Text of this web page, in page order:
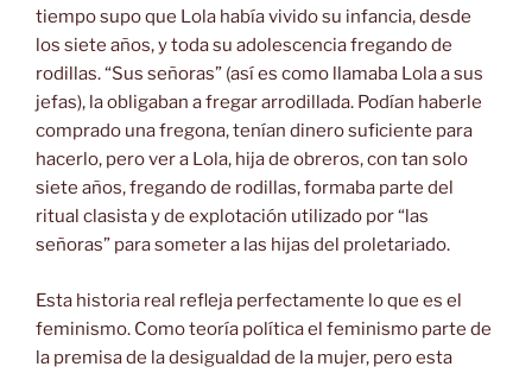
tiempo supo que Lola había vivido su infancia, desde
los siete años, y toda su adolescencia fregando de
rodillas. “Sus señoras” (así es como llamaba Lola a sus
jefas), la obligaban a fregar arrodillada. Podían haberle
comprado una fregona, tenían dinero suficiente para
hacerlo, pero ver a Lola, hija de obreros, con tan solo
siete años, fregando de rodillas, formaba parte del
ritual clasista y de explotación utilizado por “las
señoras” para someter a las hijas del proletariado.
Esta historia real refleja perfectamente lo que es el
feminismo. Como teoría política el feminismo parte de
la premisa de la desigualdad de la mujer, pero esta